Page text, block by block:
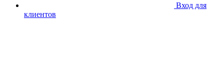
Вход для
клиентов